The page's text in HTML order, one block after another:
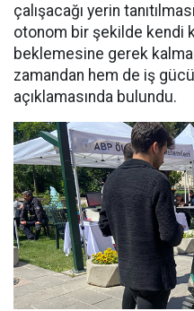
çalışacağı yerin
otonom bir şekilde kendi
beklemesine gerek
zamandan hem de iş
açıklamasında bulundu.